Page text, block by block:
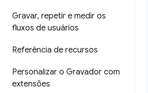
Gravar, repetir e medir os
fluxos de usuários
Referência de recursos
Personalizar o Gravador com
extensões